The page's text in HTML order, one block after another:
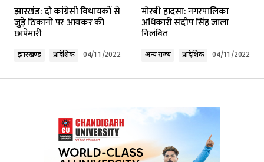
झारखंड: दो कांग्रेसी विधायकों से
जुड़े ठिकानों पर आयकर की
छापेमारी
झारखण्ड प्रादेशिक 04/11/2022
मोरबी हादसा: नगरपालिका
अधिकारी संदीप सिंह जाला
निलंबित
अन्य राज्य प्रादेशिक 04/11/2022